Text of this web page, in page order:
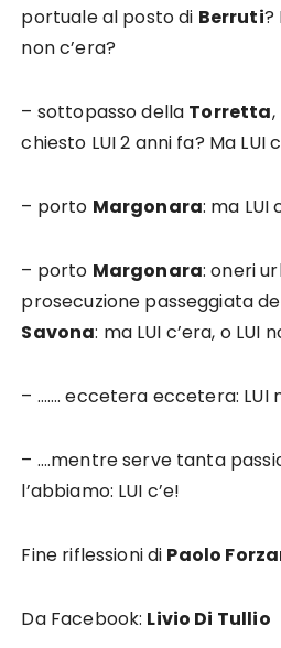
portuale al posto di Berruti?
non c’era?
– sottopasso della Torretta
chiesto LUI 2 anni fa? Ma LUI
– porto Margonara: ma LUI
– porto Margonara: oneri
prosecuzione passeggiata
Savona: ma LUI c’era, o LUI
– ……. eccetera eccetera: LUI
– ….mentre serve tanta
l’abbiamo: LUI c’e!
Fine riflessioni di Paolo
Da Facebook: Livio Di Tullio